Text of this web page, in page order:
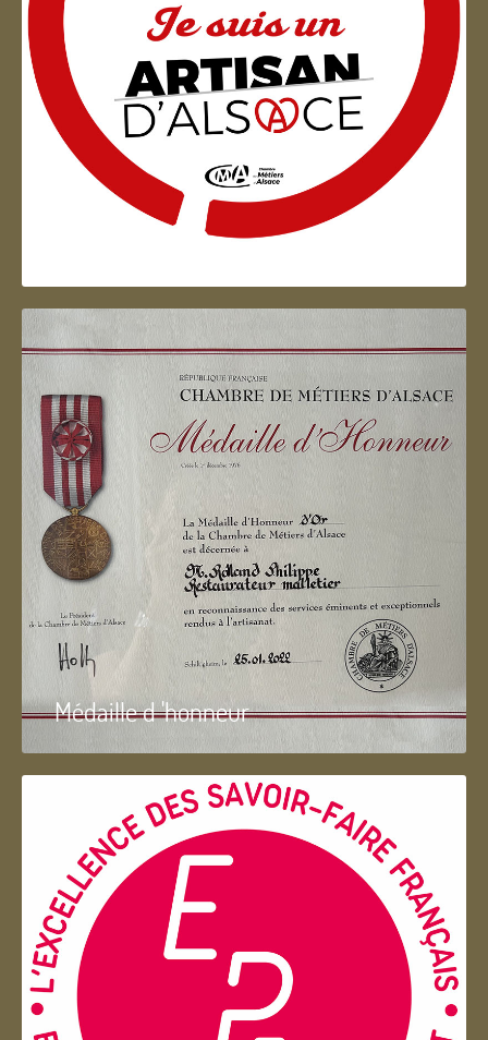
Artisan d'Alsace
Médaille d 'honneur